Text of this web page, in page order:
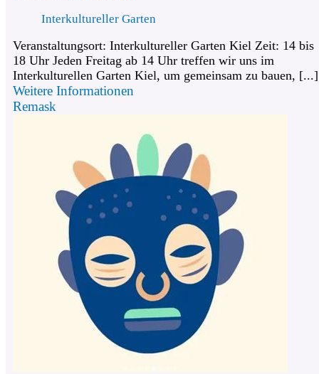
Interkultureller Garten
Veranstaltungsort: Interkultureller Garten Kiel Zeit: 14 bis
18 Uhr Jeden Freitag ab 14 Uhr treffen wir uns im
Interkulturellen Garten Kiel, um gemeinsam zu bauen, [...]
Weitere Informationen
Remask